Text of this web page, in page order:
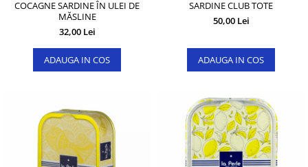
COCAGNE SARDINE ÎN ULEI DE
MĂSLINE
32,00 Lei
ADAUGA IN COS
SARDINE CLUB TOTE
50,00 Lei
ADAUGA IN COS